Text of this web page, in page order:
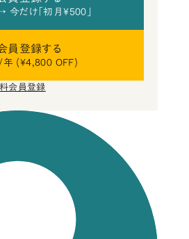
だけ「初月¥500」
員登録する
(¥4,800 OFF)
会員登録